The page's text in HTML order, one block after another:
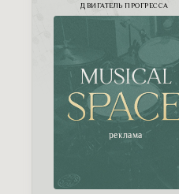
ДВИГАТЕЛЬ ПРОГРЕССА